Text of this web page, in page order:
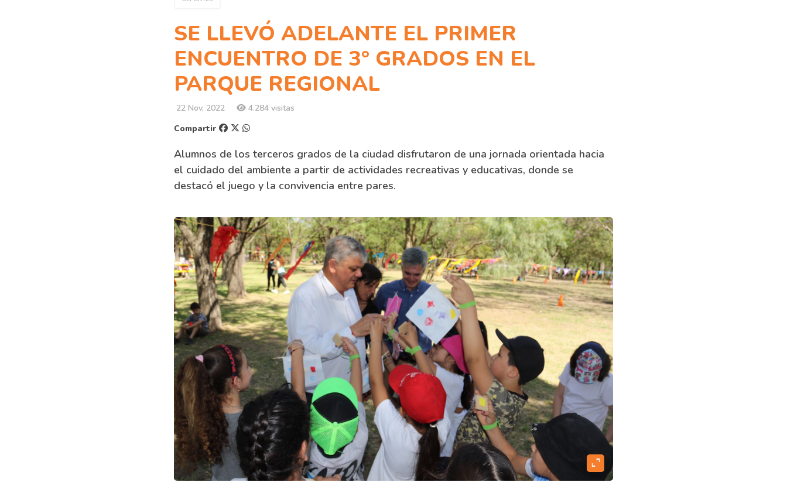
SE LLEVÓ ADELANTE EL PRIMER
ENCUENTRO DE 3° GRADOS EN EL
PARQUE REGIONAL
22 Nov, 2022
4.284 visitas
Compartir
Alumnos de los terceros grados de la ciudad disfrutaron de una jornada orientada hacia
el cuidado del ambiente a partir de actividades recreativas y educativas, donde se
destacó el juego y la convivencia entre pares.
expand_content